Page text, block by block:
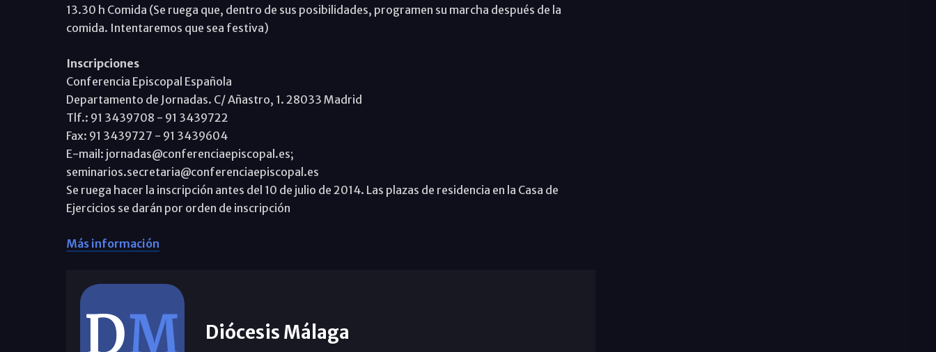
13.30 h Comida (Se ruega que, dentro de sus posibilidades, programen su marcha después de la
comida. Intentaremos que sea festiva)
Inscripciones
Conferencia Episcopal Española
Departamento de Jornadas. C/ Añastro, 1. 28033 Madrid
Tlf.: 91 3439708 - 91 3439722
Fax: 91 3439727 - 91 3439604
E-mail: jornadas@conferenciaepiscopal.es;
seminarios.secretaria@conferenciaepiscopal.es
Se ruega hacer la inscripción antes del 10 de julio de 2014. Las plazas de residencia en la Casa de
Ejercicios se darán por orden de inscripción
Más información
Diócesis Málaga